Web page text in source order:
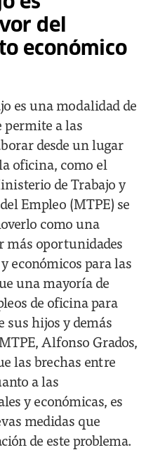
del
económico
es una modalidad de
permite a las
desde un lugar
oficina, como el
de Trabajo y
Empleo (MTPE) se
como una
más oportunidades
económicos para las
una mayoría de
de oficina para
sus hijos y demás
Alfonso Grados,
las brechas entre
a las
y económicas, es
medidas que
de este problema.